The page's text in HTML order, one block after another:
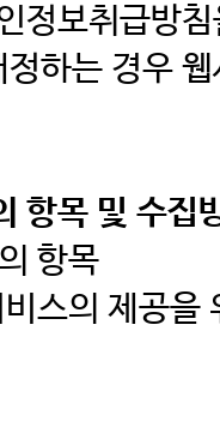
정보취급방
하는 경우
항목 및 수집
항목
스의 제공을